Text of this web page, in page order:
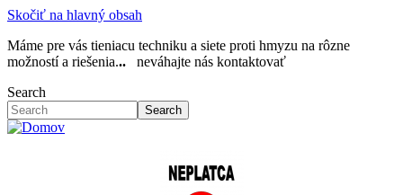
Skočiť na hlavný obsah
Máme pre vás tieniacu techniku a siete proti hmyzu na rôzne
možností a riešenia...
neváhajte nás kontaktovať
Search
Search